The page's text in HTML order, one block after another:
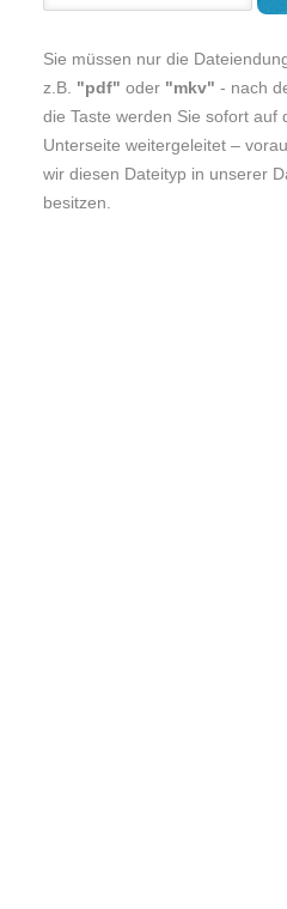
Sie müssen nur die
z.B. "pdf" oder "mkv" - nach
die Taste werden Sie sofort auf
Unterseite weitergeleitet –
wir diesen Dateityp in unserer
besitzen.